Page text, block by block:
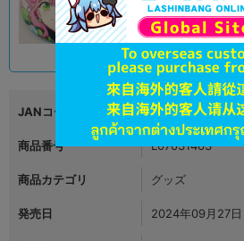
在庫あり 690円 税込
JANコード 4570170049926
商品番号 L07031463
商品カテゴリ グッズ
発売日 2024年09月27日